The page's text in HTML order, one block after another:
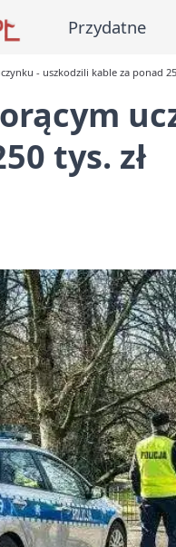
Przydatne
- uszkodzili kable za ponad
tys. zł